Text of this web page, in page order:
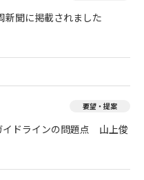
新聞に掲載されました
要望・提案
イドラインの問題点 山上俊